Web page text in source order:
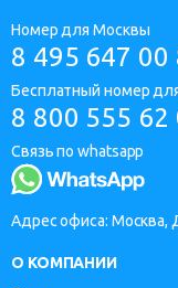
Номер для Москвы
8 495 647 00
Бесплатный номер
8 800 555 62
Связь по whatsapp
Адрес офиса: Москва,
О КОМПАНИИ